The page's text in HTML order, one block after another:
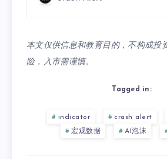
本文仅供信息和教育目的，不构成投
险，入市需谨慎。
Tagged in:
indicator crash alert
宏观数据
AI泡沫